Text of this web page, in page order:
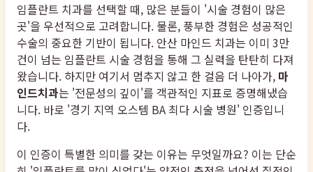
임플란트 치과를 선택할 때, 많은 분들이 '시술 경험이 많은
곳'을 우선적으로 고려합니다. 물론, 풍부한 경험은 성공적인
수술의 중요한 기반이 됩니다. 안산 마인드 치과는 이미 3만
건이 넘는 임플란트 시술 경험을 통해 그 실력을 탄탄히 다져
왔습니다. 하지만 여기서 멈추지 않고 한 걸음 더 나아가, 마
인드치과는 '전문성의 깊이'를 객관적인 지표로 증명해냈습
니다. 바로 '경기 지역 오스템 BA 최다 시술 병원' 인증입니
다.
이 인증이 특별한 의미를 갖는 이유는 무엇일까요? 이는 단순